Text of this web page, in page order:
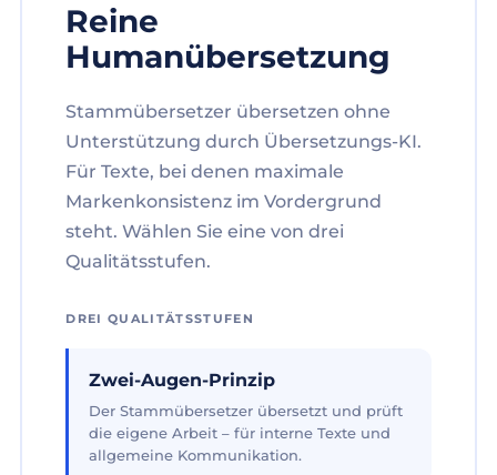
Reine
Humanübersetzung
Stammübersetzer übersetzen ohne
Unterstützung durch Übersetzungs-KI.
Für Texte, bei denen maximale
Markenkonsistenz im Vordergrund
steht. Wählen Sie eine von drei
Qualitätsstufen.
DREI QUALITÄTSSTUFEN
Zwei-Augen-Prinzip
Der Stammübersetzer übersetzt und prüft
die eigene Arbeit – für interne Texte und
allgemeine Kommunikation.